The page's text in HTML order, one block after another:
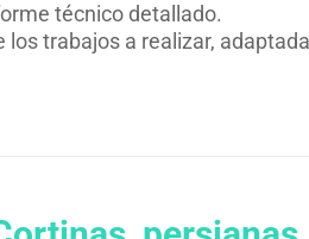
técnico detallado.
los trabajos a realizar,